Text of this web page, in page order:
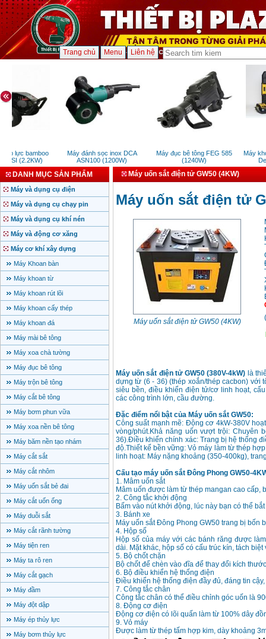
Trang chủ Menu Liên hệ
lực bamboo
(2.2KW)
Máy đánh sọc inox DCA
ASN100 (1200W)
Máy đục bê tông FEG 585
(1240W)
Máy
DANH MỤC SẢN PHẨM
Máy và dụng cụ điện
Máy và dụng cụ chạy pin
Máy và dụng cụ khí nén
Máy và động cơ xăng
Máy cơ khí xây dựng
Máy Khoan bàn
Máy khoan từ
Máy khoan rút lõi
Máy khoan cấy thép
Máy khoan đá
Máy mài bê tông
Máy xoa chà tường
Máy đục bê tông
Máy trộn bê tông
Máy cắt bê tông
Máy bơm phun vữa
Máy xoa nền bê tông
Máy băm nền tạo nhám
Máy cắt sắt
Máy cắt nhôm
Máy uốn sắt bẻ đai
Máy cắt uốn ống
Máy duỗi sắt
Máy cắt rãnh tường
Máy tiện ren
Máy ta rô ren
Máy cắt gạch
Máy đầm
Máy đột dập
Máy ép thủy lực
Máy bơm thủy lực
Máy uốn sắt điện tử GW50 (4KW)
Máy uốn sắt điện tử
Máy uốn sắt điện tử GW50 (4KW)
(
Máy uốn sắt điện tử GW50 (380V-4kW) là
dựng từ (6 - 36) (thép xoắn/thép cacbon) với
siêu bền, điều khiển điện tử/cơ linh hoạt,
các công trình lớn, cầu đường.
Đặc điểm nổi bật của Máy uốn sắt GW50:
Công suất mạnh mẽ: Động cơ 4kW-380V
vòng/phút.Khả năng uốn vượt trội:
36).Điều khiển chính xác: Trang bị hệ thống
độ.Thiết kế bền vững: Vỏ máy làm từ thép
linh hoạt: Máy nặng khoảng (350-400kg),
Cấu tạo máy uốn sắt Đông Phong GW50-
1. Mâm uốn sắt
Mâm uốn được làm từ thép mangan cao
2. Công tắc khởi động
Bấm vào nút khởi động, lúc này bạn có thể
3. Bánh xe
Máy uốn sắt Đông Phong GW50 trang bị bốn
4. Hộp số
Hộp số của máy với các bánh răng được
dài. Mặt khác, hộp số có cấu trúc kín, tách
5. Bộ chốt chặn
Bộ chốt để chèn vào đĩa để thay đổi kích
6. Bộ điều khiển hệ thống điện
Điều khiển hệ thống điện đầy đủ, đáng tin
7. Công tắc chân
Công tắc chân có thể điều chỉnh góc uốn là
8. Động cơ điện
Động cơ điện có lõi quấn làm từ 100% dây
9. Vỏ máy
Được làm từ thép tấm hợp kim, dày khoảng